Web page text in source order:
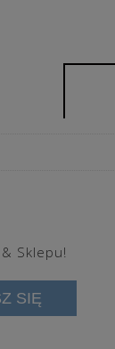
Sklepu!
SIĘ